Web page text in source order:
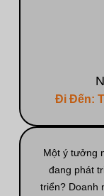
Đi Đến:
Một ý tưởng
đang phát
triển? Doanh